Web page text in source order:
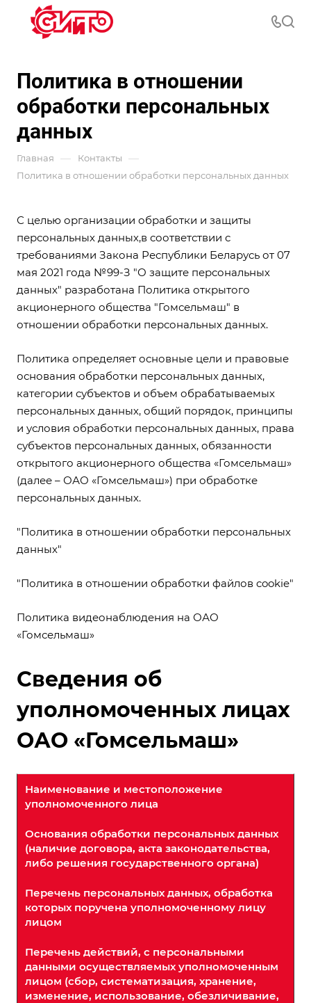
Политика в отношении
обработки персональных
данных
Главная — Контакты —
Политика в отношении обработки персональных данных
С целью организации обработки и защиты
персональных данных,в соответствии с
требованиями Закона Республики Беларусь от 07
мая 2021 года №99-З "О защите персональных
данных" разработана Политика открытого
акционерного общества "Гомсельмаш" в
отношении обработки персональных данных.
Политика определяет основные цели и правовые
основания обработки персональных данных,
категории субъектов и объем обрабатываемых
персональных данных, общий порядок, принципы
и условия обработки персональных данных, права
субъектов персональных данных, обязанности
открытого акционерного общества «Гомсельмаш»
(далее – ОАО «Гомсельмаш») при обработке
персональных данных.
"Политика в отношении обработки персональных
данных"
"Политика в отношении обработки файлов cookie"
Политика видеонаблюдения на ОАО
«Гомсельмаш»
Сведения об
уполномоченных лицах
ОАО «Гомсельмаш»
Наименование и местоположение
уполномоченного лица
Основания обработки персональных данных
(наличие договора, акта законодательства,
либо решения государственного органа)
Перечень персональных данных, обработка
которых поручена уполномоченному лицу
лицом
Перечень действий, с персональными
данными осуществляемых уполномоченным
лицом (сбор, систематизация, хранение,
изменение, использование, обезличивание,